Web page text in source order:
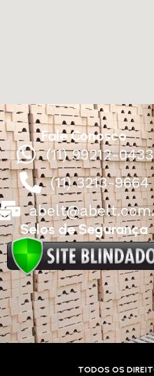
Fale Conosco
(11) 99212-0433
(11) 3213-9664
Selos de Segurança
TODOS OS